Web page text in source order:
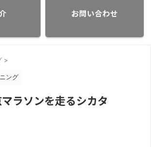
お問い合わせ
>
ング
ラソンを走るシカタ